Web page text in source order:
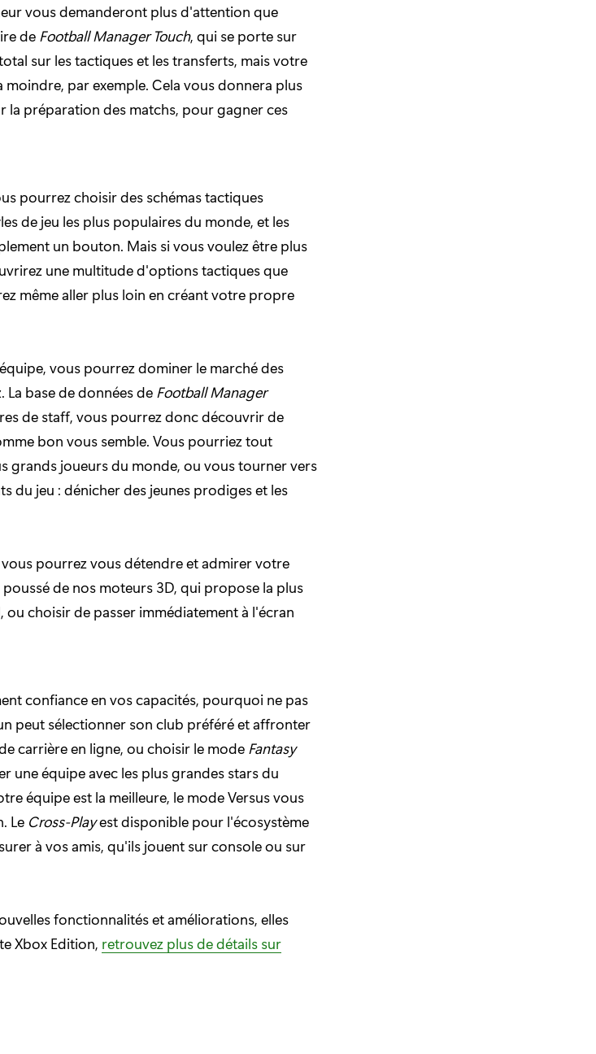
vous demanderont plus d'attention que
de Football Manager Touch, qui se porte sur
sur les tactiques et les transferts, mais votre
par exemple. Cela vous donnera plus
préparation des matchs, pour gagner ces
pourrez choisir des schémas tactiques
de jeu les plus populaires du monde, et les
un bouton. Mais si vous voulez être plus
une multitude d'options tactiques que
même aller plus loin en créant votre propre
vous pourrez dominer le marché des
base de données de Football Manager
de staff, vous pourrez donc découvrir de
bon vous semble. Vous pourriez tout
grands joueurs du monde, ou vous tourner vers
du jeu : dénicher des jeunes prodiges et les
pourrez vous détendre et admirer votre
de nos moteurs 3D, qui propose la plus
choisir de passer immédiatement à l'écran
confiance en vos capacités, pourquoi ne pas
peut sélectionner son club préféré et affronter
carrière en ligne, ou choisir le mode Fantasy
une équipe avec les plus grandes stars du
équipe est la meilleure, le mode Versus vous
Le Cross-Playest disponible pour l'écosystème
à vos amis, qu'ils jouent sur console ou sur
fonctionnalités et améliorations, elles
Xbox Edition, retrouvez plus de détails sur